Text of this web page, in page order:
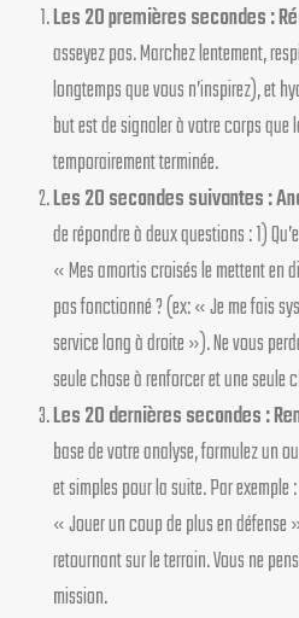
Les 20 premières secondes :
asseyez pas. Marchez lentement,
longtemps que vous n’inspirez), et
but est de signaler à votre corps que
temporairement terminée.
Les 20 secondes suivantes :
de répondre à deux questions : 1)
« Mes amortis croisés le mettent en
pas fonctionné ? (ex: « Je me fais
service long à droite »). Ne vous
seule chose à renforcer et une seule
Les 20 dernières secondes :
base de votre analyse, formulez un
et simples pour la suite. Par
« Jouer un coup de plus en défense
retournant sur le terrain. Vous ne
mission.